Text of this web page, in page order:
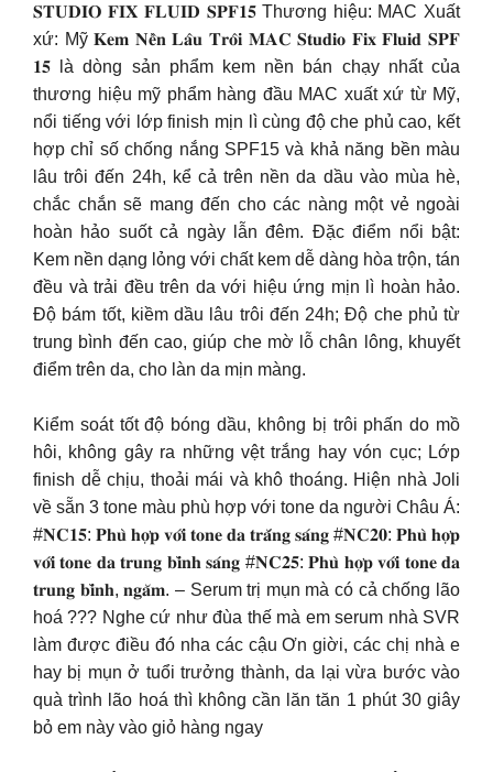
𝐒𝐓𝐔𝐃𝐈𝐎 𝐅𝐈𝐗 𝐅𝐋𝐔𝐈𝐃 𝐒𝐏𝐅𝟏𝟓 Thương hiệu: MAC Xuất
xứ: Mỹ 𝐊𝐞𝐦 𝐍𝐞̂̀𝐧 𝐋𝐚̂𝐮 𝐓𝐫𝐨̂𝐢 𝐌𝐀𝐂 𝐒𝐭𝐮𝐝𝐢𝐨 𝐅𝐢𝐱 𝐅𝐥𝐮𝐢𝐝 𝐒𝐏𝐅
𝟏𝟓 là dòng sản phẩm kem nền bán chạy nhất của
thương hiệu mỹ phẩm hàng đầu MAC xuất xứ từ Mỹ,
nổi tiếng với lớp finish mịn lì cùng độ che phủ cao, kết
hợp chỉ số chống nắng SPF15 và khả năng bền màu
lâu trôi đến 24h, kể cả trên nền da dầu vào mùa hè,
chắc chắn sẽ mang đến cho các nàng một vẻ ngoài
hoàn hảo suốt cả ngày lẫn đêm. Đặc điểm nổi bật:
Kem nền dạng lỏng với chất kem dễ dàng hòa trộn, tán
đều và trải đều trên da với hiệu ứng mịn lì hoàn hảo.
Độ bám tốt, kiềm dầu lâu trôi đến 24h; Độ che phủ từ
trung bình đến cao, giúp che mờ lỗ chân lông, khuyết
điểm trên da, cho làn da mịn màng.
Kiểm soát tốt độ bóng dầu, không bị trôi phấn do mồ
hôi, không gây ra những vệt trắng hay vón cục; Lớp
finish dễ chịu, thoải mái và khô thoáng. Hiện nhà Joli
về sẵn 3 tone màu phù hợp với tone da người Châu Á:
#𝐍𝐂𝟏𝟓: 𝐏𝐡𝐮̀ 𝐡𝐨̛̣𝐩 𝐯𝐨̛́𝐢 𝐭𝐨𝐧𝐞 𝐝𝐚 𝐭𝐫𝐚̆́𝐧𝐠 𝐬𝐚́𝐧𝐠 #𝐍𝐂𝟐𝟎: 𝐏𝐡𝐮̀ 𝐡𝐨̛̣𝐩
𝐯𝐨̛́𝐢 𝐭𝐨𝐧𝐞 𝐝𝐚 𝐭𝐫𝐮𝐧𝐠 𝐛𝐢̀𝐧𝐡 𝐬𝐚́𝐧𝐠 #𝐍𝐂𝟐𝟓: 𝐏𝐡𝐮̀ 𝐡𝐨̛̣𝐩 𝐯𝐨̛́𝐢 𝐭𝐨𝐧𝐞 𝐝𝐚
𝐭𝐫𝐮𝐧𝐠 𝐛𝐢̀𝐧𝐡, 𝐧𝐠𝐚̆𝐦. – Serum trị mụn mà có cả chống lão
hoá ??? Nghe cứ như đùa thế mà em serum nhà SVR
làm được điều đó nha các cậu Ơn giời, các chị nhà e
hay bị mụn ở tuổi trưởng thành, da lại vừa bước vào
quà trình lão hoá thì không cần lăn tăn 1 phút 30 giây
bỏ em này vào giỏ hàng ngay